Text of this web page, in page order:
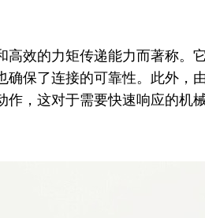
高效的力矩传递能力而著称。
保了连接的可靠性。此外，
，这对于需要快速响应的机